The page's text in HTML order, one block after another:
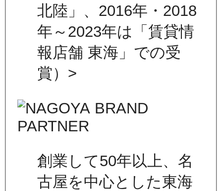
北陸」、2016年・2018
年～2023年は「賃貸情
報店舗 東海」での受
賞）>
創業して50年以上、名
古屋を中心とした東海